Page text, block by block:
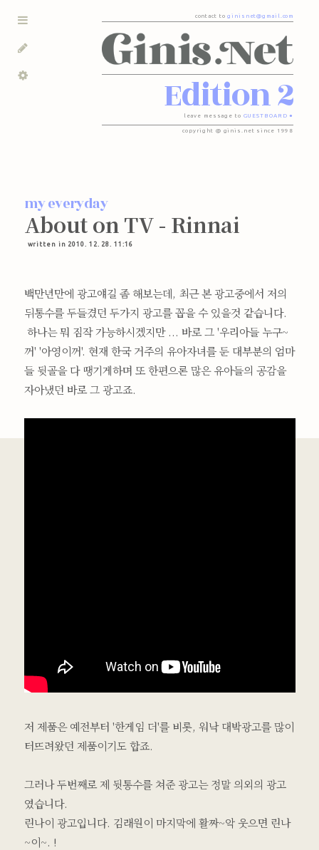
contact toginisnet@gmail.com
Edition 2
leave message to GUESTBOARD ●
copyright @ ginis.net since 1998
my everyday
About on TV - Rinnai
written in 2010. 12. 28. 11:16
백만년만에 광고얘길 좀 해보는데, 최근 본 광고중에서 저의
뒤통수를 두들겼던 두가지 광고를 꼽을 수 있을것 같습니다.
하나는 뭐 짐작 가능하시겠지만 ... 바로 그 '우리아들 누구~
꺼' '아영이꺼'. 현재 한국 거주의 유아자녀를 둔 대부분의 엄마
들 뒷골을 다 땡기게하며 또 한편으론 많은 유아들의 공감을
자아냈던 바로 그 광고죠.
저 제품은 예전부터 '한게임 더'를 비롯, 워낙 대박광고를 많이
터뜨려왔던 제품이기도 합죠.
그러나 두번째로 제 뒷통수를 쳐준 광고는 정말 의외의 광고
였습니다.
린나이 광고입니다. 김래원이 마지막에 활짜~악 웃으면 린나
~이~. !